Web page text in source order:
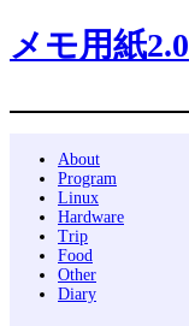
メモ用紙2.0
About
Program
Linux
Hardware
Trip
Food
Other
Diary